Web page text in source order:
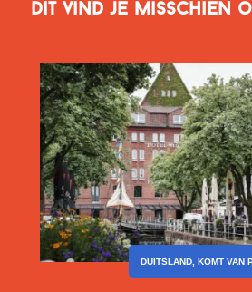
Dit vind je misschien
DUITSLAND, KOMT VAN